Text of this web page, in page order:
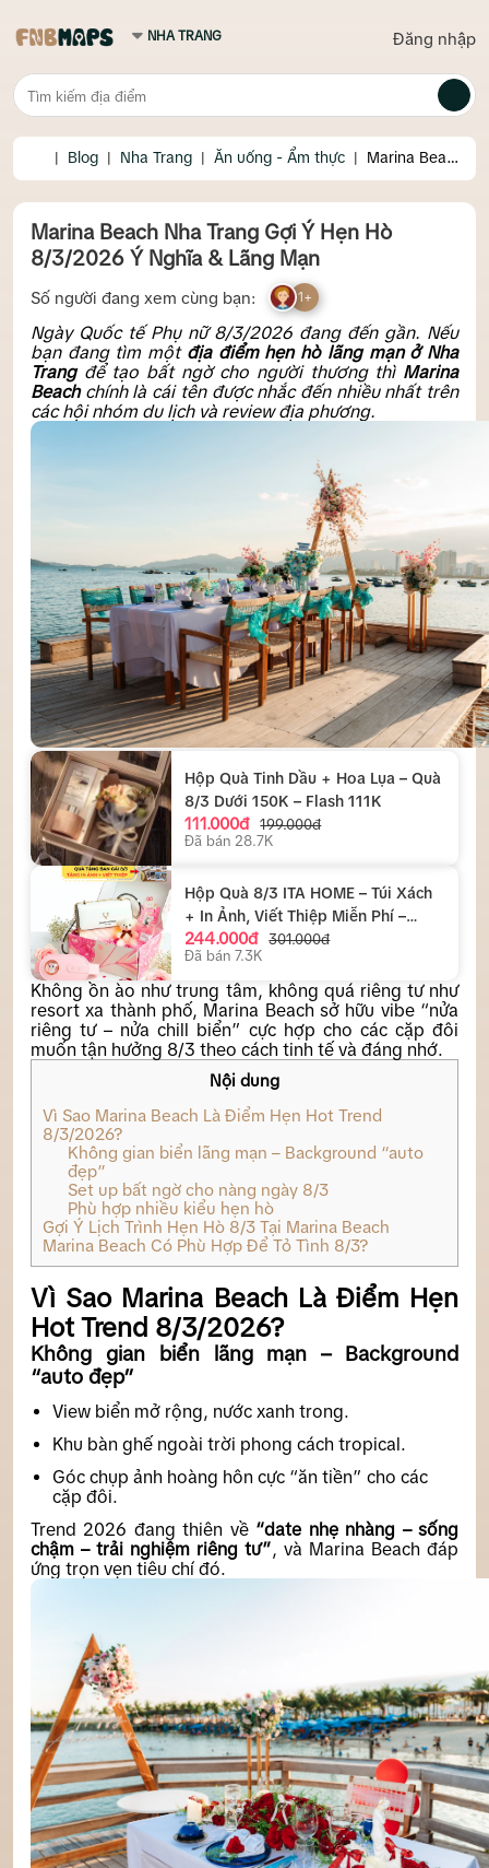
Đăng nhập
| Blog | Nha Trang | Ăn uống - Ẩm thực |
Marina Beach
Nha Trang Gợi Ý Hẹn Hò 8/3/2026 Ý Nghĩa & Lãng Mạn
Marina Beach Nha Trang Gợi Ý Hẹn Hò
8/3/2026 Ý Nghĩa & Lãng Mạn
Số người đang xem cùng bạn: 1+
Ngày Quốc tế Phụ nữ 8/3/2026 đang đến gần. Nếu
bạn đang tìm một địa điểm hẹn hò lãng mạn ở Nha
Trangđể tạo bất ngờ cho người thương thì Marina
Beachchính là cái tên được nhắc đến nhiều nhất trên
các hội nhóm du lịch và review địa phương.
Hộp Quà Tinh Dầu + Hoa Lụa – Quà
8/3 Dưới 150K – Flash 111K
111.000đ
199.000đ
Đã bán 28.7K
Hộp Quà 8/3 ITA HOME – Túi Xách
+ In Ảnh, Viết Thiệp Miễn Phí –
244K
244.000đ
301.000đ
Đã bán 7.3K
Không ồn ào như trung tâm, không quá riêng tư như
resort xa thành phố, Marina Beach sở hữu vibe “nửa
riêng tư – nửa chill biển” cực hợp cho các cặp đôi
muốn tận hưởng 8/3 theo cách tinh tế và đáng nhớ.
Nội dung
Vì Sao Marina Beach Là Điểm Hẹn Hot Trend
8/3/2026?
Không gian biển lãng mạn – Background “auto
đẹp”
Set up bất ngờ cho nàng ngày 8/3
Phù hợp nhiều kiểu hẹn hò
Gợi Ý Lịch Trình Hẹn Hò 8/3 Tại Marina Beach
Marina Beach Có Phù Hợp Để Tỏ Tình 8/3?
Vì Sao Marina Beach Là Điểm Hẹn
Hot Trend 8/3/2026?
Không gian biển lãng mạn – Background
“auto đẹp”
View biển mở rộng, nước xanh trong.
Khu bàn ghế ngoài trời phong cách tropical.
Góc chụp ảnh hoàng hôn cực “ăn tiền” cho các
cặp đôi.
Trend 2026 đang thiên về “date nhẹ nhàng – sống
chậm – trải nghiệm riêng tư”, và Marina Beach đáp
ứng trọn vẹn tiêu chí đó.